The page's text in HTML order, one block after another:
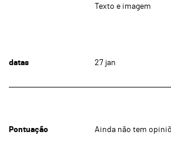
Texto e imagem
datas 27 jan
Pontuação Ainda não tem